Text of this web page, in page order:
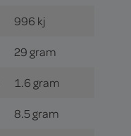
996 kj
29 gram
1.6 gram
8.5 gram